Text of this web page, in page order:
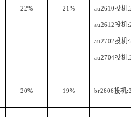
22% 21% au2610投机
au2612投机
au2702投机
au2704投机
20% 19% br2606投机